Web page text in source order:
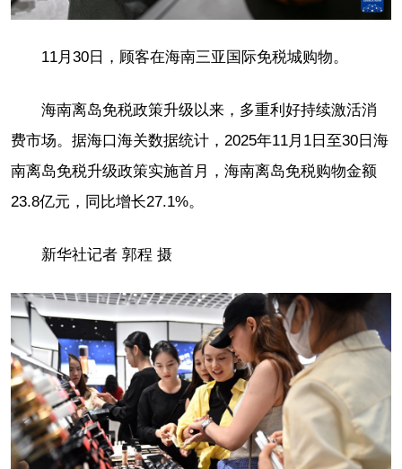
11月30日，顾客在海南三亚国际免税城购物。
海南离岛免税政策升级以来，多重利好持续激活消
费市场。据海口海关数据统计，2025年11月1日至30日海
南离岛免税升级政策实施首月，海南离岛免税购物金额
23.8亿元，同比增长27.1%。
新华社记者 郭程 摄